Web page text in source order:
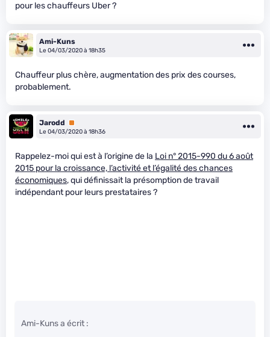
pour les chauffeurs Uber ?
Ami-Kuns
Le 04/03/2020 à 18h35
Chauffeur plus chère, augmentation des prix des courses,
probablement.
Jarodd
Premium
Le 04/03/2020 à 18h36
Rappelez-moi qui est à l’origine de la Loi n° 2015-990 du 6 août
2015 pour la croissance, l’activité et l’égalité des chances
économiques, qui définissait la présomption de travail
indépendant pour leurs prestataires ?
Ami-Kuns a écrit :